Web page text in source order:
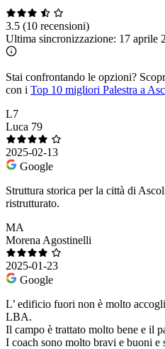
3.5 (10 recensioni)
Ultima sincronizzazione: 17 aprile
Stai confrontando le opzioni?
con i Top 10 migliori Palestra a
L7
Luca 79
2025-02-13
Google
Struttura storica per la città di
ristrutturato.
MA
Morena Agostinelli
2025-01-23
Google
L’ edificio fuori non è molto
LBA.
Il campo è trattato molto bene e il
I coach sono molto bravi e buoni e